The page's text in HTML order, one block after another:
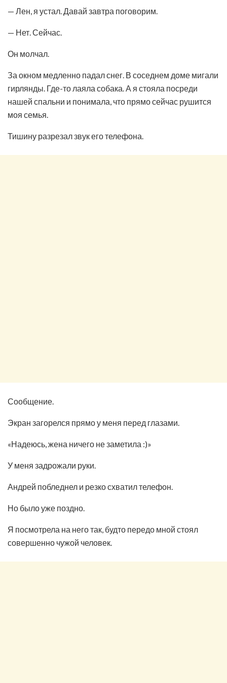
— Лен, я устал. Давай завтра поговорим.
— Нет. Сейчас.
Он молчал.
За окном медленно падал снег. В соседнем доме мигали
гирлянды. Где-то лаяла собака. А я стояла посреди
нашей спальни и понимала, что прямо сейчас рушится
моя семья.
Тишину разрезал звук его телефона.
Сообщение.
Экран загорелся прямо у меня перед глазами.
«Надеюсь, жена ничего не заметила :)»
У меня задрожали руки.
Андрей побледнел и резко схватил телефон.
Но было уже поздно.
Я посмотрела на него так, будто передо мной стоял
совершенно чужой человек.